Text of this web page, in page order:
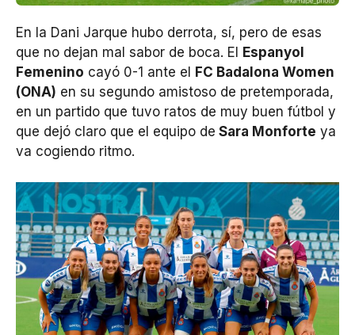
En la Dani Jarque hubo derrota, sí, pero de esas
que no dejan mal sabor de boca. El
Espanyol
Femenino cayó 0-1 ante el
FC Badalona Women
(ONA) en su segundo amistoso de pretemporada,
en un partido que tuvo ratos de muy buen fútbol y
que dejó claro que el equipo de Sara Monforte ya
va cogiendo ritmo.